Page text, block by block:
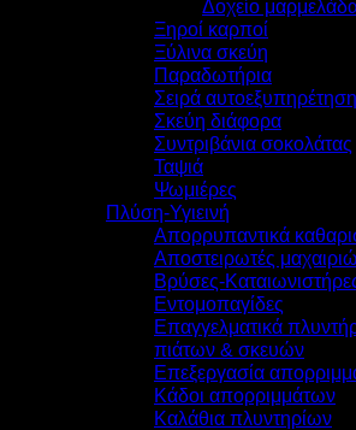
Δοχείο
Ξηροί καρποί
Ξύλινα σκεύη
Παραδωτήρια
Σειρά
Σκεύη διάφορα
Συντριβάνια σοκολάτας
Ταψιά
Ψωμιέρες
Πλύση-Υγιεινή
Απορρυπαντικά
Αποστειρωτές
Βρύσες-
Εντομοπαγίδες
Επαγγελματικά
πιάτων & σκευών
Επεξεργασία
Κάδοι απορριμμάτων
Καλάθια πλυντηρίων